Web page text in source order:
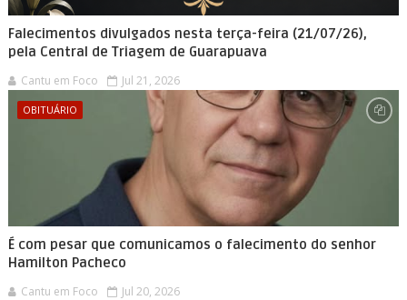
Falecimentos divulgados nesta terça-feira (21/07/26),
pela Central de Triagem de Guarapuava
Cantu em Foco Jul 21, 2026
OBITUÁRIO
É com pesar que comunicamos o falecimento do senhor
Hamilton Pacheco
Cantu em Foco Jul 20, 2026